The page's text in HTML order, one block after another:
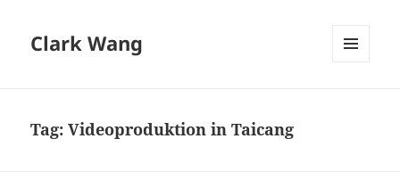
Clark Wang
Tag:Videoproduktion in Taicang